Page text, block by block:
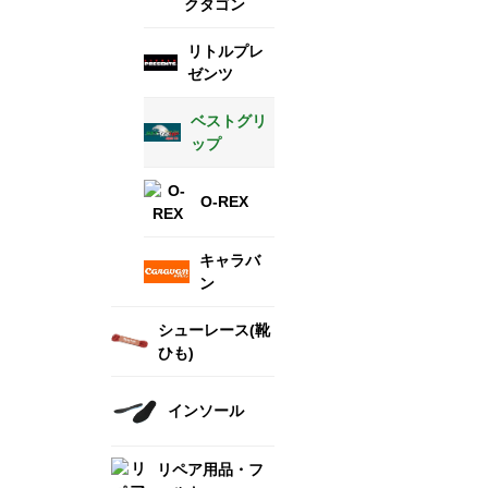
クタゴン
リトルプレ
ゼンツ
ベストグリ
ップ
O-REX
キャラバ
ン
シューレース(靴
ひも)
インソール
リペア用品・フ